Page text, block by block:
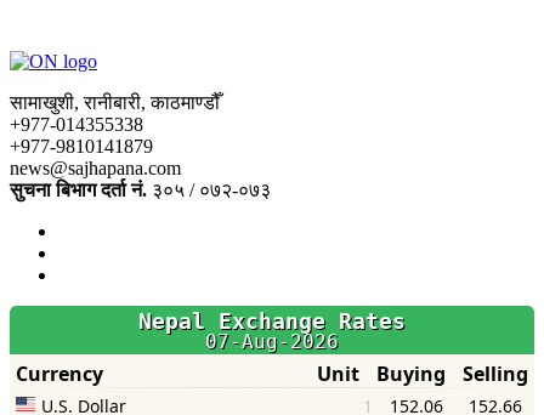
सामाखुशी, रानीबारी, काठमाण्डौँ
+977-014355338
+977-9810141879
news@sajhapana.com
सुचना बिभाग दर्ता नं. ३०५ / ०७२-०७३